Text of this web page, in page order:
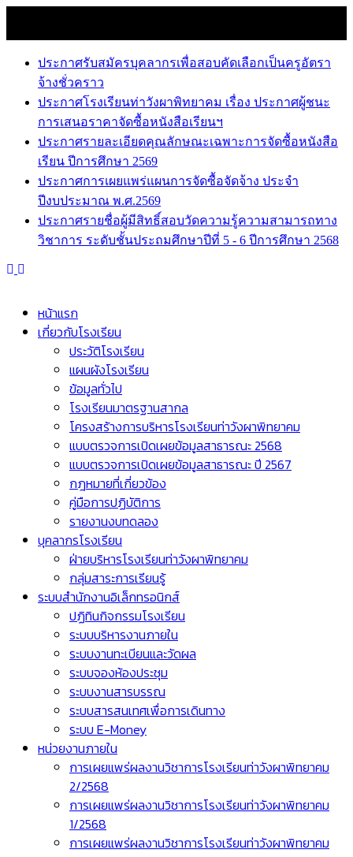
content
ประกาศรับสมัครบุคลากรเพื่อสอบคัดเลือกเป็นครูอัตรา
จ้างชั่วคราว
ประกาศโรงเรียนท่าวังผาพิทยาคม เรื่อง ประกาศผู้ชนะ
การเสนอราคาจัดซื้อหนังสือเรียนฯ
ประกาศรายละเอียดคุณลักษณะเฉพาะการจัดซื้อหนังสือ
เรียน ปีการศึกษา 2569
ประกาศการเผยแพร่แผนการจัดซื้อจัดจ้าง ประจำ
ปีงบประมาณ พ.ศ.2569
ประกาศรายชื่อผู้มีสิทธิ์สอบวัดความรู้ความสามารถทาง
วิชาการ ระดับชั้นประถมศึกษาปีที่ 5 - 6 ปีการศึกษา 2568
หน้าแรก
เกี่ยวกับโรงเรียน
ประวัติโรงเรียน
แผนผังโรงเรียน
ข้อมูลทั่วไป
โรงเรียนมาตรฐานสากล
โครงสร้างการบริหารโรงเรียนท่าวังผาพิทยาคม
แบบตรวจการเปิดเผยข้อมูลสาธารณะ 2568
แบบตรวจการเปิดเผยข้อมูลสาธารณะ ปี 2567
กฎหมายที่เกี่ยวข้อง
คู่มือการปฏิบัติการ
รายงานงบทดลอง
บุคลากรโรงเรียน
ฝ่ายบริหารโรงเรียนท่าวังผาพิทยาคม
กลุ่มสาระการเรียนรู้
ระบบสำนักงานอิเล็กทรอนิกส์
ปฏิทินกิจกรรมโรงเรียน
ระบบบริหารงานภายใน
ระบบงานทะเบียนและวัดผล
ระบบจองห้องประชุม
ระบบงานสารบรรณ
ระบบสารสนเทศเพื่อการเดินทาง
ระบบ E-Money
หน่วยงานภายใน
การเผยแพร่ผลงานวิชาการโรงเรียนท่าวังผาพิทยาคม
2/2568
การเผยแพร่ผลงานวิชาการโรงเรียนท่าวังผาพิทยาคม
1/2568
การเผยแพร่ผลงานวิชาการโรงเรียนท่าวังผาพิทยาคม